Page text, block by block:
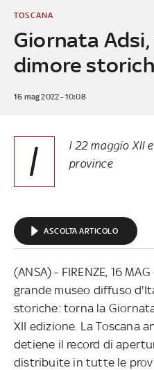
Giornata
dimore
TOSCANA
16 mag 2022 - 10:08
I
l 22 maggio XII
province
ASCOLTA ARTICOLO
(ANSA) - FIRENZE, 16
grande museo diffuso
storiche: torna la
XII edizione. La Toscana
detiene il record di
distribuite in tutte le